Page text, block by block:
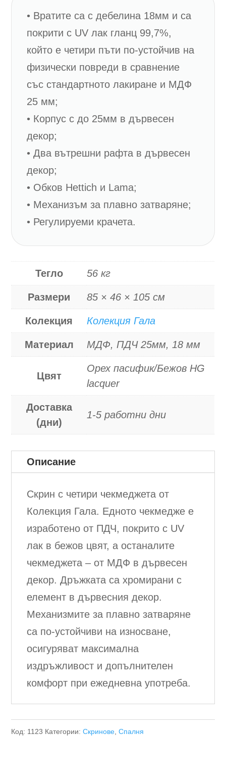
• Вратите са с дебелина 18мм и са
покрити с UV лак гланц 99,7%,
който е четири пъти по-устойчив на
физически повреди в сравнение
със стандартното лакиране и МДФ
25 мм;
• Корпус с до 25мм в дървесен
декор;
• Два вътрешни рафта в дървесен
декор;
• Обков Hettich и Lama;
• Механизъм за плавно затваряне;
• Регулируеми крачета.
Тегло 56 кг
Размери 85 × 46 × 105 см
Колекция Колекция Гала
Материал МДФ, ПДЧ 25мм, 18 мм
Цвят
Орех пасифик/Бежов HG
lacquer
Доставка
(дни)
1-5 работни дни
Описание
Скрин с четири чекмеджета от
Колекция Гала. Едното чекмедже е
изработено от ПДЧ, покрито с UV
лак в бежов цвят, а останалите
чекмеджета – от МДФ в дървесен
декор. Дръжката са хромирани с
елемент в дървесния декор.
Механизмите за плавно затваряне
са по-устойчиви на износване,
осигуряват максимална
издръжливост и допълнителен
комфорт при ежедневна употреба.
Код: 1123 Категории:Скринове,Спалня